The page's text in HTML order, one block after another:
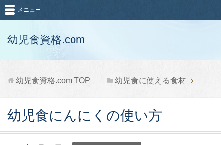
幼児食資格.com
メニュー
幼児食資格.com TOP 幼児食に使える食材
幼児食にんにくの使い方